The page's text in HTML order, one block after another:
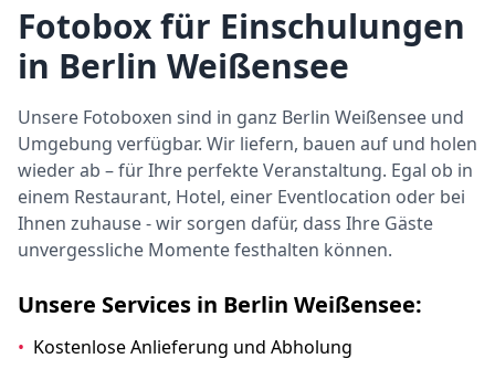
Fotobox für Einschulungen
in Berlin Weißensee
Unsere Fotoboxen sind in ganz Berlin Weißensee und
Umgebung verfügbar. Wir liefern, bauen auf und holen
wieder ab – für Ihre perfekte Veranstaltung. Egal ob in
einem Restaurant, Hotel, einer Eventlocation oder bei
Ihnen zuhause - wir sorgen dafür, dass Ihre Gäste
unvergessliche Momente festhalten können.
Unsere Services in Berlin Weißensee:
• Kostenlose Anlieferung und Abholung